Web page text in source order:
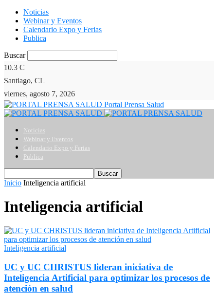
Noticias
Webinar y Eventos
Calendario Expo y Ferias
Publica
Buscar
10.3 C
Santiago, CL
viernes, agosto 7, 2026
Portal Prensa Salud
Noticias
Webinar y Eventos
Calendario Expo y Ferias
Publica
Inicio Inteligencia artificial
Inteligencia artificial
Inteligencia artificial
UC y UC CHRISTUS lideran iniciativa de
Inteligencia Artificial para optimizar los procesos de
atención en salud